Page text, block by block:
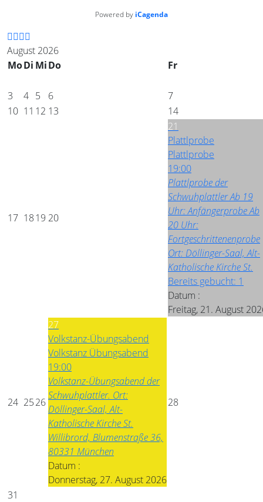
Powered by iCagenda
August 2026
MoDi MiDo Fr
3 4 5 6
7
10 11 12 13 14
17 1819 20
21
Plattlprobe
Plattlprobe
19:00
Plattlprobe der
Schwuhplattler Ab 19
Uhr: Anfängerprobe Ab
20 Uhr:
Fortgeschrittenenprobe
Ort: Döllinger-Saal, Alt-
Katholische Kirche St.
Bereits gebucht: 1
Datum :
Freitag, 21. August
24 2526
27
Volkstanz-Übungsabend
Volkstanz Übungsabend
19:00
Volkstanz-Übungsabend der
Schwuhplattler. Ort:
Döllinger-Saal, Alt-
Katholische Kirche St.
Willibrord, Blumenstraße 36,
80331 München
Datum :
Donnerstag, 27. August 2026
28
31